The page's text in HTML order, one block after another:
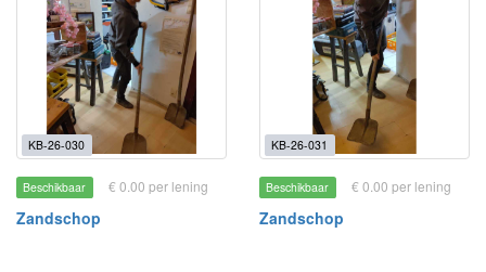
KB-26-030
Beschikbaar € 0.00 per lening
Zandschop
KB-26-031
Beschikbaar € 0.00 per lening
Zandschop